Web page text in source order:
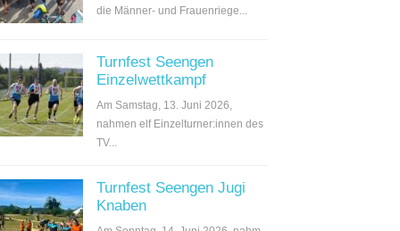
die Männer- und Frauenriege...
Turnfest Seengen
Einzelwettkampf
Am Samstag, 13. Juni 2026,
nahmen elf Einzelturner:innen des
TV...
Turnfest Seengen Jugi
Knaben